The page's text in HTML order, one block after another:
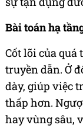
Bài toán hạ
Cốt lõi của quá
truyền dẫn. Ở
dày, giúp việc
thấp hơn.
hay vùng sâu,